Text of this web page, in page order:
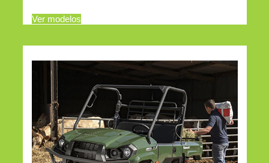
Ver modelos